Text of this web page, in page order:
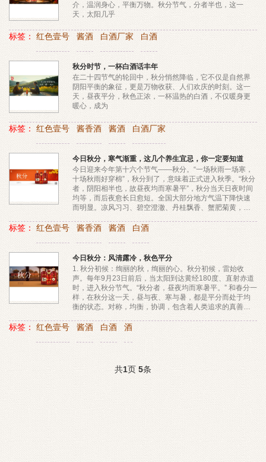
介，温润身心，平衡万物。秋分节气，分者半也，这一
天，太阳几乎
标签： 红色壹号 酱酒 白酒厂家 白酒
秋分时节，一杯白酒话丰年
在二十四节气的轮回中，秋分悄然降临，它不仅是自然界
阴阳平衡的象征，更是万物收获、人们欢庆的时刻。这一
天，昼夜平分，秋色正浓，一杯温热的白酒，不仅暖身更
暖心，成为
标签： 红色壹号 酱香酒 酱酒 白酒厂家
今日秋分，寒气渐重，这几个养生宜忌，你一定要知道
今日迎来今年第十六个节气——秋分。“一场秋雨一场寒，
十场秋雨好穿棉”，秋分到了，意味着正式进入秋季。“秋分
者，阴阳相半也，故昼夜均而寒暑平”，秋分当天日夜时间
均等，而后夜愈长日愈短。全国大部分地方气温下降快速
而明显。凉风习习、碧空澄澈、丹桂飘香、蟹肥菊黄，是
周朝，古代帝...
标签： 红色壹号 酱香酒 酱酒 白酒
今日秋分：风清露冷，秋色平分
1. 秋分初候：绚丽的秋，绚丽的心。秋分初候，雷始收
声。每年9月23日前后，当太阳到达黄经180度、直射赤道
时，进入秋分节气。“秋分者，昼夜均而寒暑平。” 和春分一
样，在秋分这一天，昼与夜、寒与暑，都是平分而处于均
衡的状态。对称，均衡，协调，包含着人类追求的真善美
畏的。...
标签： 红色壹号 酱酒 白酒 酒
共1页 5条